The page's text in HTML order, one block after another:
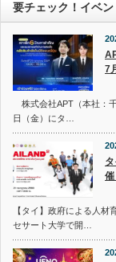
要チェック！イベ
7
株式会社APT（本社：
日（金）にタ…
【タイ】政府による人材
セサート大学で開…